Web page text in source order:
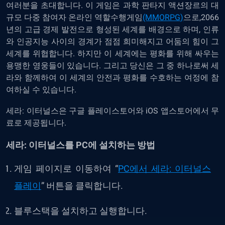
여러분을 초대합니다. 이 게임은 과학 판타지 액션장르의 대
규모 다중 참여자 온라인 역할수행게임(MMORPG)으로,2066
년의 고급 경제 발전으로 형성된 세계를 배경으로 하며, 인류
와 인공지능 사이의 경계가 점점 희미해지고 어둠의 힘이 그
세계를 위협합니다.하지만 이 세계에는 평화를 위해 싸우는
용맹한 영웅들이 있습니다. 그리고 당신은 그 중 하나로써 세
라와 함께하여 이 세계의 안전과 평화를 수호하는 여정에 참
여하실 수 있습니다.
세라: 이터널스은 구글 플레이스토어와iOS 앱스토어에서 무
료로 제공됩니다.
세라: 이터널스를 PC에 설치하는 방법
게임 페이지로 이동하여 “PC에서 세라: 이터널스
플레이” 버튼을 클릭합니다.
블루스택을 설치하고 실행합니다.